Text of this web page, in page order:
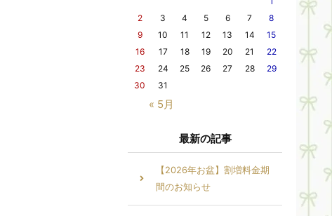
« 5月
2
3 4 5 6 7
8
9
10 11 12 13 14
15
16
17 18 19 20 21
22
23
24 25 26 27 28
29
30
31
最新の記事
【2026年お盆】割増料金期
間のお知らせ